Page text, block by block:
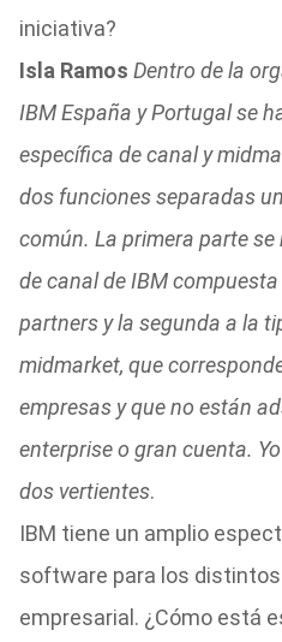
iniciativa?
Isla Ramos Dentro de la
IBM España y Portugal se
específica de canal y
dos funciones separadas
común. La primera parte
de canal de IBM
partners y la segunda a la
midmarket, que
empresas y que no están
enterprise o gran cuenta.
dos vertientes.
IBM tiene un amplio
software para los
empresarial. ¿Cómo está